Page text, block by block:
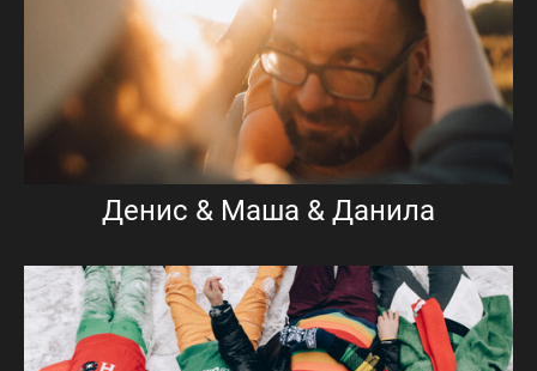
Денис & Маша & Данила